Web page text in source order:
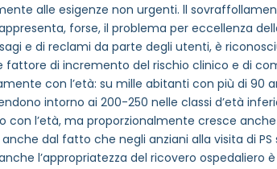
alle esigenze non urgenti. ll
forse, il problema per eccellenza
e di reclami da parte degli utenti, è
di incremento del rischio clinico e di
con l’età: su mille abitanti con più di 90
intorno ai 200-250 nelle classi d’età
con l’età, ma proporzionalmente cresce
dal fatto che negli anziani alla visita di
l’appropriatezza del ricovero ospedaliero